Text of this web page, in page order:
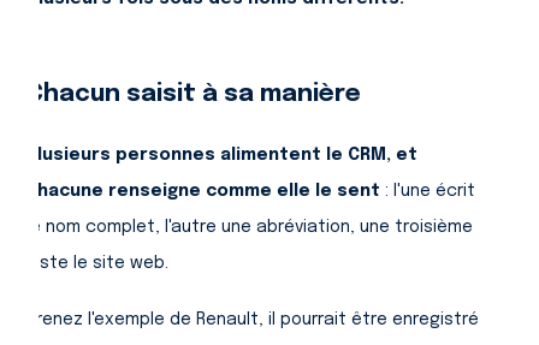
Chacun saisit à sa manière
Plusieurs personnes alimentent le CRM, et
chacune renseigne comme elle le sent : l'une écrit
le nom complet, l'autre une abréviation, une troisième
juste le site web.
Prenez l'exemple de Renault, il pourrait être enregistré